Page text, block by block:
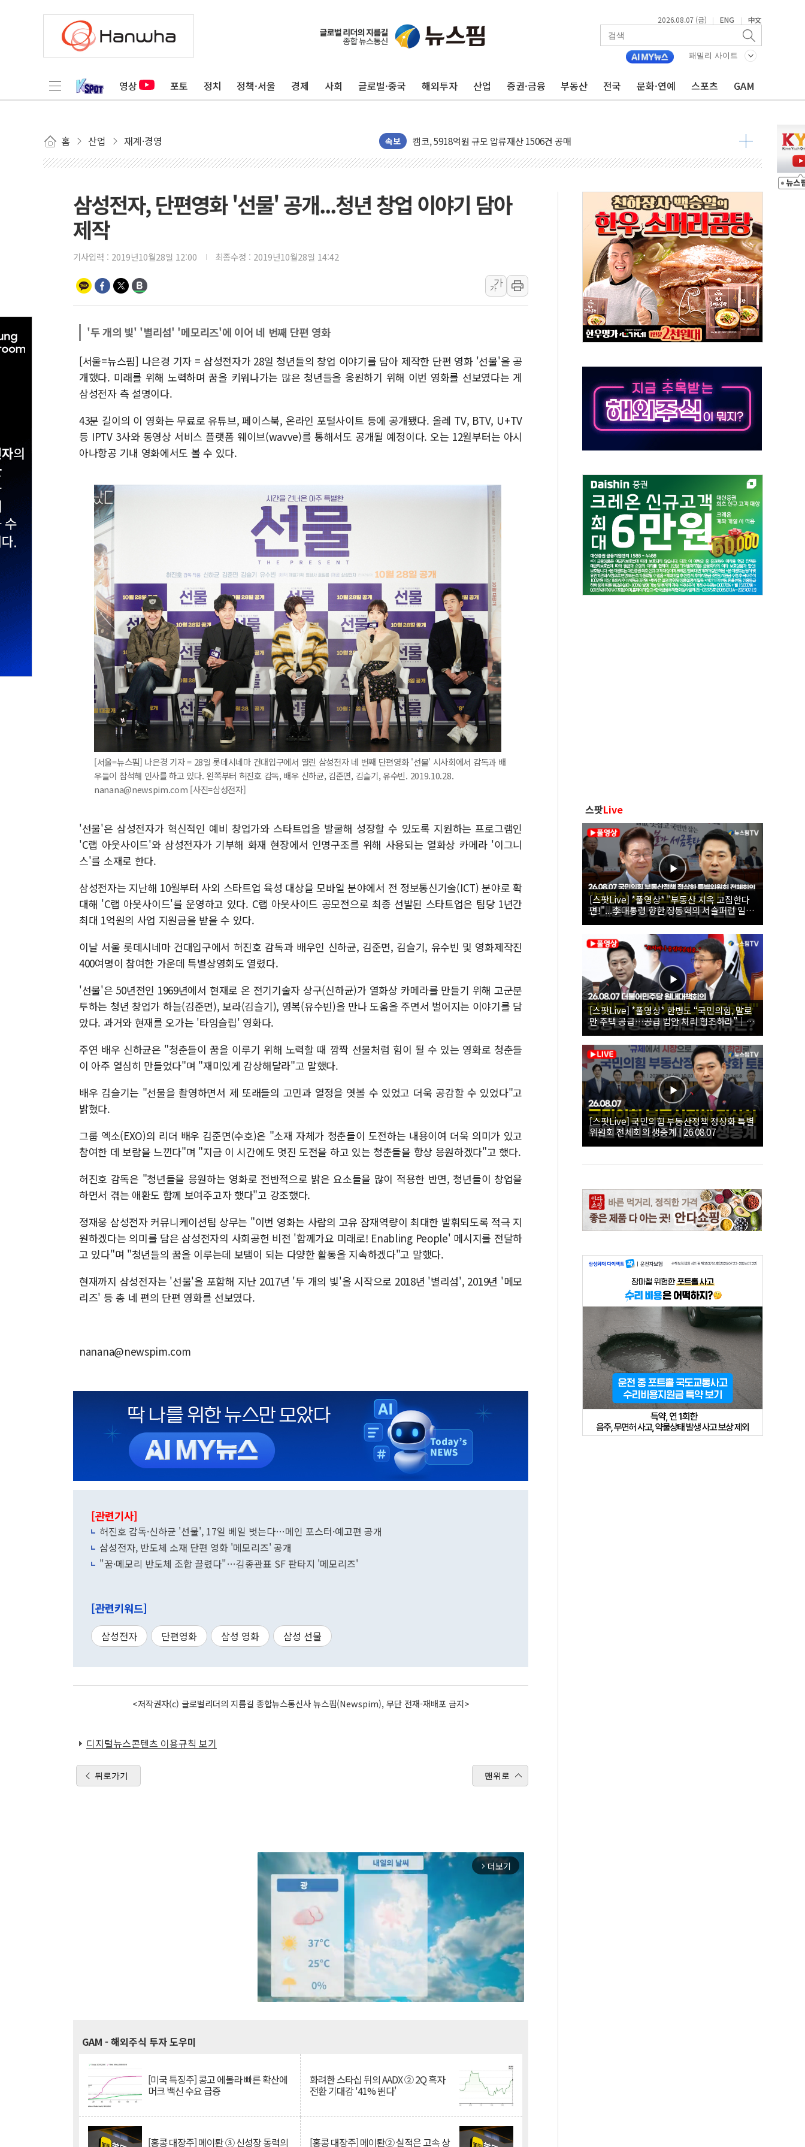
2026.08.07 (금) | ENG | 中文
패밀리 사이트
영상 포토 정치 정책·서울 경제 사회 글로벌·중국 해외투자 산업 증권·금융 부동산 전국 문화·연예 스포츠 GAM
홈 산업 재계·경영 속보
수박으로 여름 나는 하마
캠코, 5918억원 규모 압류재산 1506건 공매
[시승기] 공간·승차감 잡은 볼보 EX90…'올 터치'는 호불호
돌아온 홈플러스
[종합] 청도 흥선리 야산 산불 1시간36분만에 주불진화....인명피해 없어
한미 법카 제보자 "신동국과 무관…자료는 전·현직 직원으로부터 확보"
에어로케이항공, 청주-중국 청두 노선 운항허가 취득...중국 노선 다변화
네이버, AI 브리핑 도입 후 블로그 창작자 지원 규모 2배 확대
SKT, '8월 월간 럭키 페스타' 실시...휴대폰 결제 최대 6000원 할인
LG헬로비전 '헬로모바일', 교보문고 제휴 전자책 요금제 출시
해군1함대 '창설 80주년' 기념식...지역축제 '불금전파, 송정'과 상생
원주시, 첨단의료복합단지 지정 준비 본격화…'AI 데이터 기반 메디테크 혁신허브' 구상
전남광주 화정역 인근 도로 4중 추돌…1명 심정지·5명 부상
청도 문수리 야산서 산불 진화 중...진화헬기 3대 투입
'해병 순직 책임' 임성근 전 사단장 항소심도 징역 3년
삼성전자, 단편영화 '선물' 공개...청년 창업 이야기 담아
제작
기사입력 : 2019년10월28일 12:00 최종수정 : 2019년10월28일 14:42
가
가
'두 개의 빛' '별리섬' '메모리즈'에 이어 네 번째 단편 영화
[서울=뉴스핌] 나은경 기자 = 삼성전자가 28일 청년들의 창업 이야기를 담아 제작한 단편 영화 '선물'을 공
개했다. 미래를 위해 노력하며 꿈을 키워나가는 많은 청년들을 응원하기 위해 이번 영화를 선보였다는 게
삼성전자 측 설명이다.
43분 길이의 이 영화는 무료로 유튜브, 페이스북, 온라인 포털사이트 등에 공개됐다. 올레 TV, BTV, U+TV
등 IPTV 3사와 동영상 서비스 플랫폼 웨이브(wavve)를 통해서도 공개될 예정이다. 오는 12월부터는 아시
아나항공 기내 영화에서도 볼 수 있다.
[서울=뉴스핌] 나은경 기자 = 28일 롯데시네마 건대입구에서 열린 삼성전자 네 번째 단편영화 '선물' 시사회에서 감독과 배
우들이 참석해 인사를 하고 있다. 왼쪽부터 허진호 감독, 배우 신하균, 김준면, 김슬기, 유수빈. 2019.10.28.
nanana@newspim.com [사진=삼성전자]
'선물'은 삼성전자가 혁신적인 예비 창업가와 스타트업을 발굴해 성장할 수 있도록 지원하는 프로그램인
'C랩 아웃사이드'와 삼성전자가 기부해 화재 현장에서 인명구조를 위해 사용되는 열화상 카메라 '이그니
스'를 소재로 한다.
삼성전자는 지난해 10월부터 사외 스타트업 육성 대상을 모바일 분야에서 전 정보통신기술(ICT) 분야로 확
대해 'C랩 아웃사이드'를 운영하고 있다. C랩 아웃사이드 공모전으로 최종 선발된 스타트업은 팀당 1년간
최대 1억원의 사업 지원금을 받을 수 있다.
이날 서울 롯데시네마 건대입구에서 허진호 감독과 배우인 신하균, 김준면, 김슬기, 유수빈 및 영화제작진
400여명이 참여한 가운데 특별상영회도 열렸다.
'선물'은 50년전인 1969년에서 현재로 온 전기기술자 상구(신하균)가 열화상 카메라를 만들기 위해 고군분
투하는 청년 창업가 하늘(김준면), 보라(김슬기), 영복(유수빈)을 만나 도움을 주면서 벌어지는 이야기를 담
았다. 과거와 현재를 오가는 '타임슬립' 영화다.
주연 배우 신하균은 "청춘들이 꿈을 이루기 위해 노력할 때 깜짝 선물처럼 힘이 될 수 있는 영화로 청춘들
이 아주 열심히 만들었다"며 "재미있게 감상해달라"고 말했다.
배우 김슬기는 "선물을 촬영하면서 제 또래들의 고민과 열정을 엿볼 수 있었고 더욱 공감할 수 있었다"고
밝혔다.
그룹 엑소(EXO)의 리더 배우 김준면(수호)은 "소재 자체가 청춘들이 도전하는 내용이여 더욱 의미가 있고
참여한 데 보람을 느낀다"며 "지금 이 시간에도 멋진 도전을 하고 있는 청춘들을 항상 응원하겠다"고 했다.
허진호 감독은 "청년들을 응원하는 영화로 전반적으로 밝은 요소들을 많이 적용한 반면, 청년들이 창업을
하면서 겪는 애환도 함께 보여주고자 했다"고 강조했다.
정재웅 삼성전자 커뮤니케이션팀 상무는 "이번 영화는 사람의 고유 잠재역량이 최대한 발휘되도록 적극 지
원하겠다는 의미를 담은 삼성전자의 사회공헌 비전 '함께가요 미래로! Enabling People' 메시지를 전달하
고 있다"며 "청년들의 꿈을 이루는데 보탬이 되는 다양한 활동을 지속하겠다"고 말했다.
현재까지 삼성전자는 '선물'을 포함해 지난 2017년 '두 개의 빛'을 시작으로 2018년 '별리섬', 2019년 '메모
리즈' 등 총 네 편의 단편 영화를 선보였다.
nanana@newspim.com
[관련기사]
허진호 감독·신하균 '선물', 17일 베일 벗는다…메인 포스터·예고편 공개
삼성전자, 반도체 소재 단편 영화 '메모리즈' 공개
"꿈·메모리 반도체 조합 끌렸다"…김종관표 SF 판타지 '메모리즈'
[관련키워드]
삼성전자 단편영화 삼성 영화 삼성 선물
<저작권자(c) 글로벌리더의 지름길 종합뉴스통신사 뉴스핌(Newspim), 무단 전재-재배포 금지>
디지털뉴스콘텐츠 이용규칙 보기
뒤로가기 맨위로
arrow_forward_ios 더보기
GAM - 해외주식 투자 도우미
[미국 특징주] 콩고 에볼라 빠른 확산에
머크 백신 수요 급증
화려한 스타십 뒤의 AADX ② 2Q 흑자
전환 기대감 '41% 뛴다'
[홍콩 대장주] 메이퇀 ③ 신성장 동력의 [홍콩 대장주] 메이퇀② 실적은 고속 상
스팟Live
[스팟Live] *풀영상* "부동산 지옥 고집한다
면!"...李대통령 향한 장동혁의 서슬퍼런 일갈
| 26.08.07 국민의힘 부동산정책 정상화 특별
위원회 전체회의
[스팟Live] *풀영상* 한병도 “국민의힘, 말로
만 주택 공급…공급 법안 처리 협조하라”｜
26.08.07 더불어민주당 원내대책회의
[스팟Live] 국민의힘 부동산정책 정상화 특별
위원회 전체회의 생중계 | 26.08.07